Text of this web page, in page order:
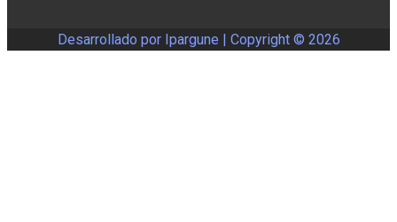
Desarrollado por Ipargune | Copyright © 2026